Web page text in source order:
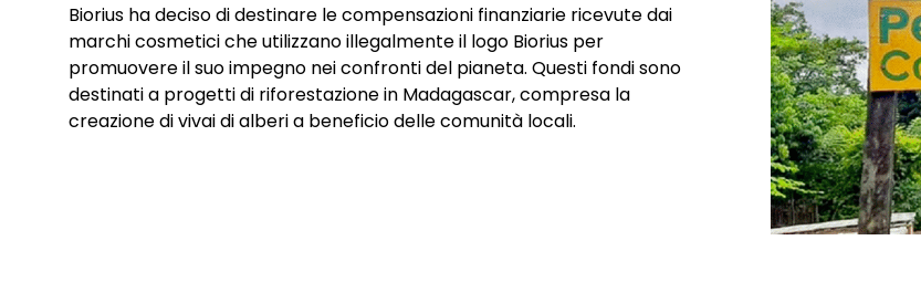
Biorius ha deciso di destinare le compensazioni finanziarie ricevute dai
marchi cosmetici che utilizzano illegalmente il logo Biorius per
promuovere il suo impegno nei confronti del pianeta. Questi fondi sono
destinati a progetti di riforestazione in Madagascar, compresa la
creazione di vivai di alberi a beneficio delle comunità locali.